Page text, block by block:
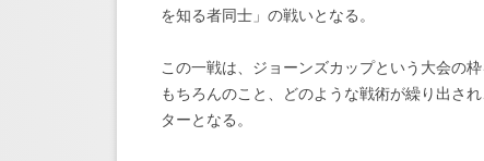
を知る者同士」の戦いとなる。
この一戦は、ジョーンズカップという大会の
もちろんのこと、どのような戦術が繰り出さ
ターとなる。